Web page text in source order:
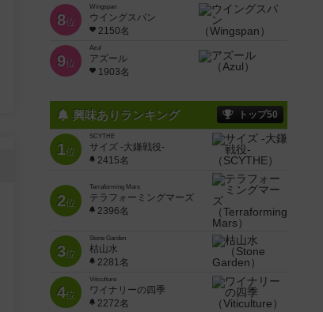
8位
Wingspan
ウイングスパン
2150名
9位
Azul
アズール
1903名
興味ありランキング トップ50
1位
SCYTHE
サイズ -大鎌戦役-
2415名
2位
Terraforming Mars
テラフォーミングマーズ
2396名
3位
Stone Garden
枯山水
2281名
4位
Viticulture
ワイナリーの四季
2272名